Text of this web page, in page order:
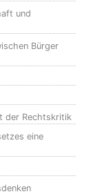
und
Bürger
der Rechtskritik
eine